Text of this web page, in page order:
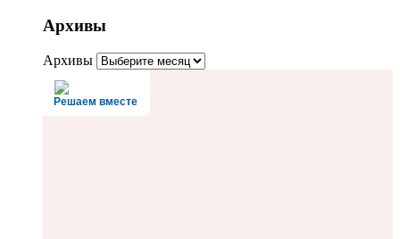
Архивы
Архивы
Решаем вместе